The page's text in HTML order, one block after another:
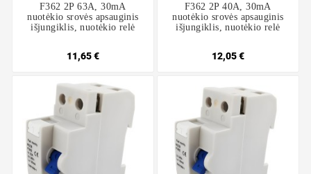
F362 2P 63A, 30mA
nuotėkio srovės apsauginis
išjungiklis, nuotėkio relė
11,65 €
F362 2P 40A, 30mA
nuotėkio srovės apsauginis
išjungiklis, nuotėkio relė
12,05 €